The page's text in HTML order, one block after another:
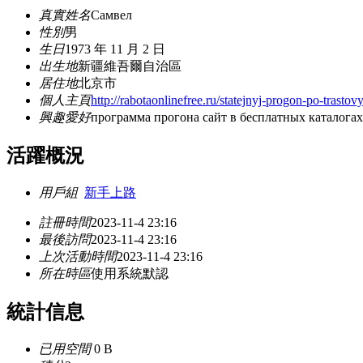
真實姓名Самвел
性別男
生日1973 年 11 月 2 日
出生地新疆維吾爾自治區
居住地北京市
個人主頁http://rabotaonlinefree.ru/statejnyj-progon-po-
興趣愛好программа прогона сайт в бесплатных каталогах
活躍概況
用戶組 新手上路
註冊時間2023-11-4 23:16
最後訪問2023-11-4 23:16
上次活動時間2023-11-4 23:16
所在時區使用系統默認
統計信息
已用空間0 B